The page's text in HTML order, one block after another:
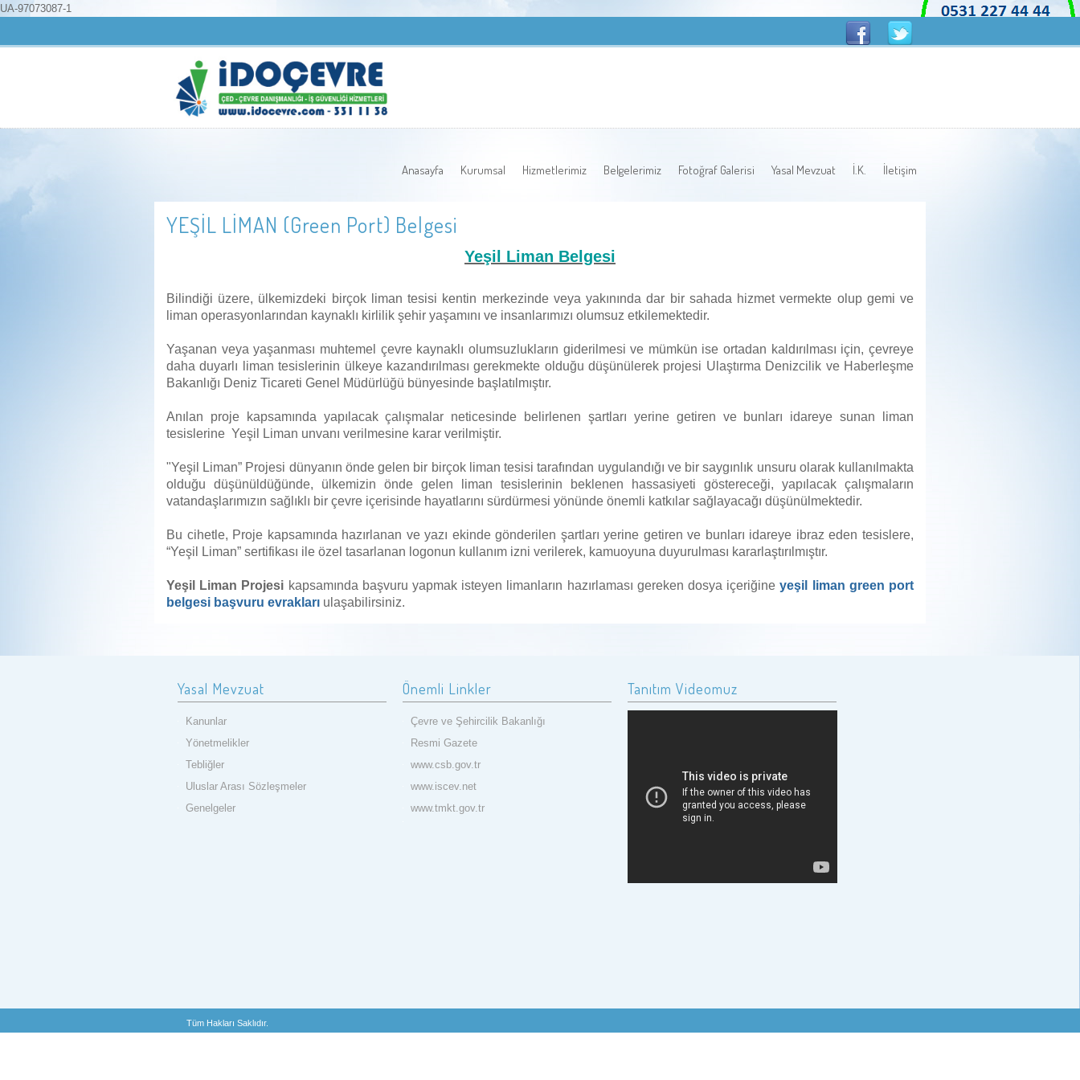
UA-97073087-1
Anasayfa Kurumsal Hizmetlerimiz Belgelerimiz Fotoğraf Galerisi Yasal Mevzuat İ.K. İletişim
YEŞİL LİMAN (Green Port) Belgesi
Yeşil Liman Belgesi
Bilindiği üzere, ülkemizdeki birçok liman tesisi kentin merkezinde veya yakınında dar bir sahada hizmet vermekte olup gemi ve
liman operasyonlarından kaynaklı kirlilik şehir yaşamını ve insanlarımızı olumsuz etkilemektedir.
Yaşanan veya yaşanması muhtemel çevre kaynaklı olumsuzlukların giderilmesi ve mümkün ise ortadan kaldırılması için, çevreye
daha duyarlı liman tesislerinin ülkeye kazandırılması gerekmekte olduğu düşünülerek projesi Ulaştırma Denizcilik ve Haberleşme
Bakanlığı Deniz Ticareti Genel Müdürlüğü bünyesinde başlatılmıştır.
Anılan proje kapsamında yapılacak çalışmalar neticesinde belirlenen şartları yerine getiren ve bunları idareye sunan liman
tesislerine Yeşil Liman unvanı verilmesine karar verilmiştir.
"Yeşil Liman” Projesi dünyanın önde gelen bir birçok liman tesisi tarafından uygulandığı ve bir saygınlık unsuru olarak kullanılmakta
olduğu düşünüldüğünde, ülkemizin önde gelen liman tesislerinin beklenen hassasiyeti göstereceği, yapılacak çalışmaların
vatandaşlarımızın sağlıklı bir çevre içerisinde hayatlarını sürdürmesi yönünde önemli katkılar sağlayacağı düşünülmektedir.
Bu cihetle, Proje kapsamında hazırlanan ve yazı ekinde gönderilen şartları yerine getiren ve bunları idareye ibraz eden tesislere,
“Yeşil Liman” sertifikası ile özel tasarlanan logonun kullanım izni verilerek, kamuoyuna duyurulması kararlaştırılmıştır.
Yeşil Liman Projesi kapsamında başvuru yapmak isteyen limanların hazırlaması gereken dosya içeriğineyeşil liman green port
belgesi başvuru evrakları ulaşabilirsiniz.
Yasal Mevzuat
Kanunlar
Yönetmelikler
Tebliğler
Uluslar Arası Sözleşmeler
Genelgeler
Önemli Linkler
Çevre ve Şehircilik Bakanlığı
Resmi Gazete
www.csb.gov.tr
www.iscev.net
www.tmkt.gov.tr
Tanıtım Videomuz
Tüm Hakları Saklıdır.